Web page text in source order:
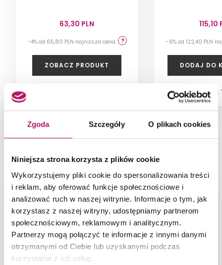
Zgoda Szczegóły O plikach cookies
Niniejsza strona korzysta z plików cookie
Wykorzystujemy pliki cookie do spersonalizowania treści
i reklam, aby oferować funkcje społecznościowe i
analizować ruch w naszej witrynie. Informacje o tym, jak
korzystasz z naszej witryny, udostępniamy partnerom
społecznościowym, reklamowym i analitycznym.
Partnerzy mogą połączyć te informacje z innymi danymi
otrzymanymi od Ciebie lub uzyskanymi podczas
korzystania z ich usług.
63,30 PLN
-4% od 65,80 PLN najniższa cena
ZOBACZ PRODUKT
115,10
-6% od 122,40 PLN
DODAJ DO
Dostępność:
PRODUKT NA ZDJĘCIACH